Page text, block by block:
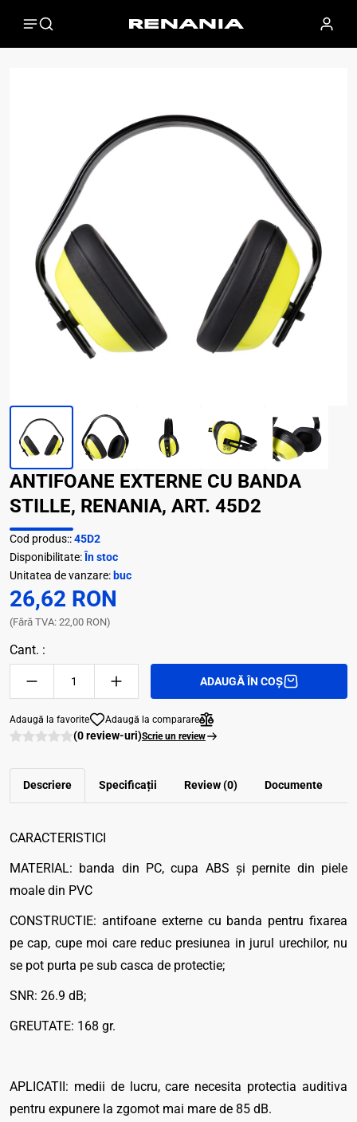
ANTIFOANE EXTERNE CU BANDA
STILLE, RENANIA, ART. 45D2
Cod produs::45D2
Disponibilitate: În stoc
Unitatea de vanzare: buc
26,62 RON
(Fără TVA: 22,00 RON)
Cant. :
ADAUGĂ ÎN COȘ
Adaugă la favorite Adaugă la comparare
(0 review-uri)Scrie un review
Descriere Specificații Review (0) Documente
CARACTERISTICI
MATERIAL: banda din PC, cupa ABS și pernite din piele
moale din PVC
CONSTRUCTIE: antifoane externe cu banda pentru fixarea
pe cap, cupe moi care reduc presiunea in jurul urechilor, nu
se pot purta pe sub casca de protectie;
SNR: 26.9 dB;
GREUTATE: 168 gr.
APLICATII: medii de lucru, care necesita protectia auditiva
pentru expunere la zgomot mai mare de 85 dB.